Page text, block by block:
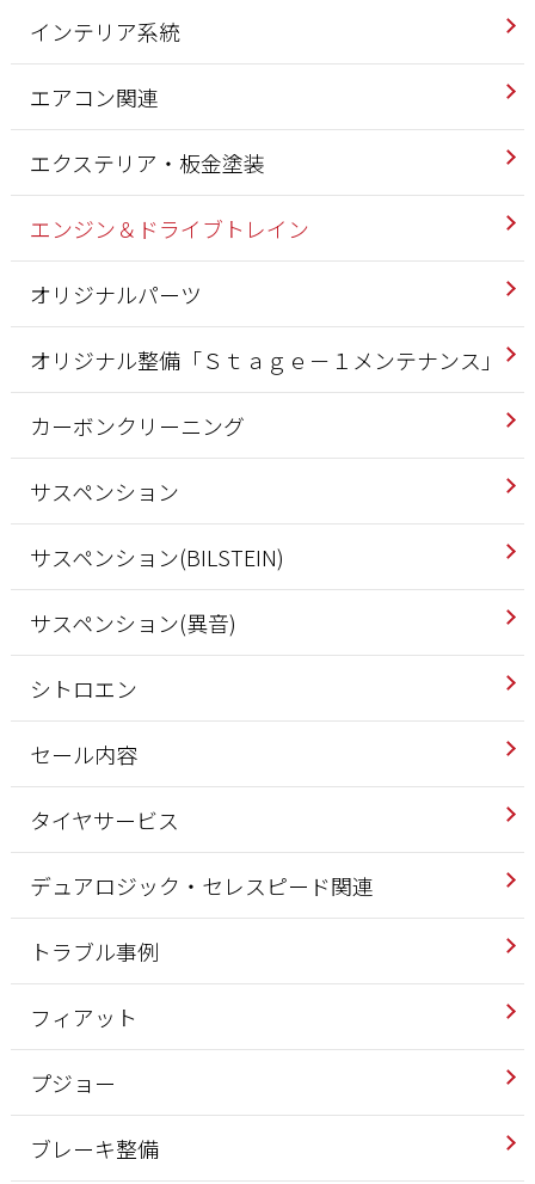
インテリア系統
エアコン関連
エクステリア・板金塗装
エンジン＆ドライブトレイン
オリジナルパーツ
オリジナル整備「Ｓｔａｇｅ－１メンテナンス」
カーボンクリーニング
サスペンション
サスペンション(BILSTEIN)
サスペンション(異音)
シトロエン
セール内容
タイヤサービス
デュアロジック・セレスピード関連
トラブル事例
フィアット
プジョー
ブレーキ整備